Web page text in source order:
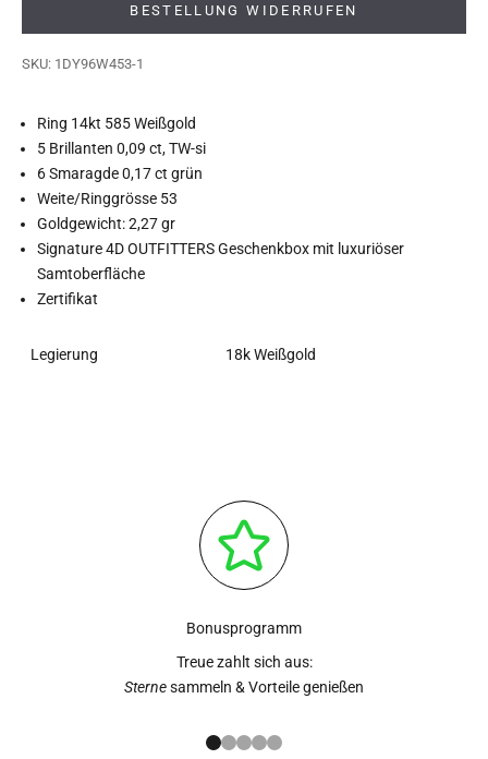
BESTELLUNG WIDERRUFEN
SKU: 1DY96W453-1
Ring 14kt 585 Weißgold
5 Brillanten 0,09 ct, TW-si
6 Smaragde 0,17 ct grün
Weite/Ringgrösse 53
Goldgewicht: 2,27 gr
Signature 4D OUTFITTERS Geschenkbox mit luxuriöser
Samtoberfläche
Zertifikat
Legierung 18k Weißgold
Bonusprogramm
Treue zahlt sich aus:
Sternesammeln & Vorteile genießen
Gehe zu Element 1
Gehe zu Element 2
Gehe zu Element 3
Gehe zu Element 4
Gehe zu Element 5